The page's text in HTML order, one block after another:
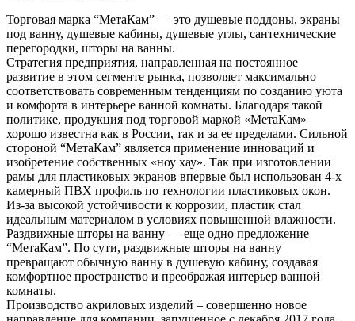
Торговая марка “МетаКам” — это душевые поддоны, экраны
под ванну, душевые кабины, душевые углы, сантехнические
перегородки, шторы на ванны.
Стратегия предприятия, направленная на постоянное
развитие в этом сегменте рынка, позволяет максимально
соответствовать современным тенденциям по созданию уюта
и комфорта в интерьере ванной комнаты. Благодаря такой
политике, продукция под торговой маркой «МетаКам»
хорошо известна как в России, так и за ее пределами. Сильной
стороной “МетаКам” является применение инноваций и
изобретение собственных «ноу хау». Так при изготовлении
рамы для пластиковых экранов впервые был использован 4-х
камерный ПВХ профиль по технологии пластиковых окон.
Из-за высокой устойчивости к коррозии, пластик стал
идеальным материалом в условиях повышенной влажности.
Раздвижные шторы на ванну — еще одно предложение
“МетаКам”. По сути, раздвижные шторы на ванну
превращают обычную ванну в душевую кабину, создавая
комфортное пространство и преображая интерьер ванной
комнаты.
Производство акриловых изделий – совершенно новое